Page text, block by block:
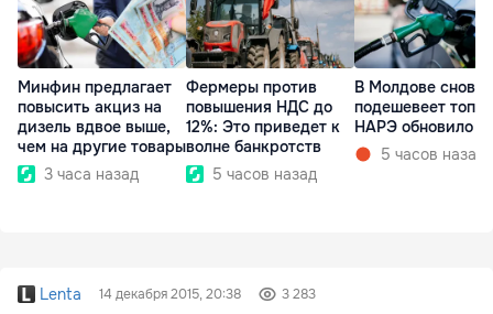
Минфин предлагает
повысить акциз на
дизель вдвое выше,
чем на другие товары
3 часа назад
Фермеры против
повышения НДС до
12%: Это приведет к
волне банкротств
5 часов назад
В Молдове снова
подешевеет
НАРЭ обновило
5 часов назад
Lenta 14 декабря 2015, 20:38 3 283